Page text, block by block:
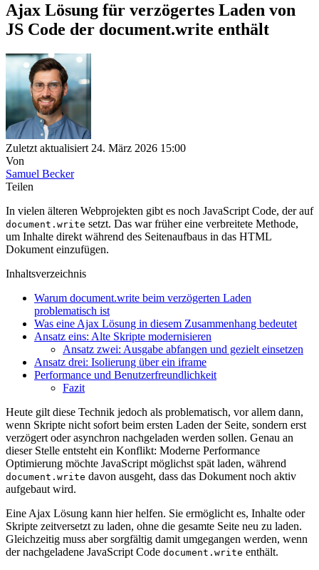
Ajax Lösung für verzögertes Laden von
JS Code der document.write enthält
Zuletzt aktualisiert 24. März 2026 15:00
Von
Samuel Becker
Teilen
In vielen älteren Webprojekten gibt es noch JavaScript Code, der auf
document.write setzt. Das war früher eine verbreitete Methode,
um Inhalte direkt während des Seitenaufbaus in das HTML
Dokument einzufügen.
Inhaltsverzeichnis
Warum document.write beim verzögerten Laden
problematisch ist
Was eine Ajax Lösung in diesem Zusammenhang bedeutet
Ansatz eins: Alte Skripte modernisieren
Ansatz zwei: Ausgabe abfangen und gezielt einsetzen
Ansatz drei: Isolierung über ein iframe
Performance und Benutzerfreundlichkeit
Fazit
Heute gilt diese Technik jedoch als problematisch, vor allem dann,
wenn Skripte nicht sofort beim ersten Laden der Seite, sondern erst
verzögert oder asynchron nachgeladen werden sollen. Genau an
dieser Stelle entsteht ein Konflikt: Moderne Performance
Optimierung möchte JavaScript möglichst spät laden, während
document.write davon ausgeht, dass das Dokument noch aktiv
aufgebaut wird.
Eine Ajax Lösung kann hier helfen. Sie ermöglicht es, Inhalte oder
Skripte zeitversetzt zu laden, ohne die gesamte Seite neu zu laden.
Gleichzeitig muss aber sorgfältig damit umgegangen werden, wenn
der nachgeladene JavaScript Code document.write enthält.